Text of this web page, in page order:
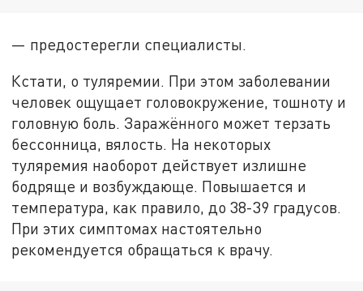
— предостерегли специалисты.
Кстати, о туляремии. При этом заболевании
человек ощущает головокружение, тошноту и
головную боль. Заражённого может терзать
бессонница, вялость. На некоторых
туляремия наоборот действует излишне
бодряще и возбуждающе. Повышается и
температура, как правило, до 38-39 градусов.
При этих симптомах настоятельно
рекомендуется обращаться к врачу.